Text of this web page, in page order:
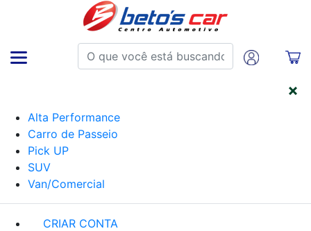
Alta Performance
Carro de Passeio
Pick UP
SUV
Van/Comercial
CRIAR CONTA